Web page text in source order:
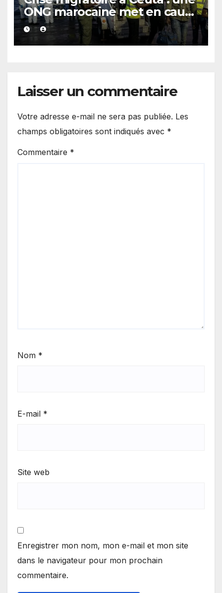
ONG marocaine met en cause
les responsabilités de Rabat
et de Madrid
Laisser un commentaire
Votre adresse e-mail ne sera pas publiée. Les
champs obligatoires sont indiqués avec *
Commentaire *
Nom *
E-mail *
Site web
Enregistrer mon nom, mon e-mail et mon site
dans le navigateur pour mon prochain
commentaire.